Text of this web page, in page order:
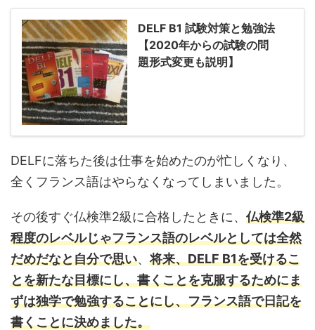
DELF B1 試験対策と勉強法
【2020年からの試験の問
題形式変更も説明】
DELFに落ちた後は仕事を始めたのが忙しくなり、
全くフランス語はやらなくなってしまいました。
その後すぐ仏検準2級に合格したときに、 仏検準2級
程度のレベルじゃフランス語のレベルとしては全然
だめだなと自分で思い、 将来、DELF B1を受けるこ
とを新たな目標にし、書くことを克服するためにま
ずは独学で勉強することにし、フランス語で日記を
書くことに決めました。